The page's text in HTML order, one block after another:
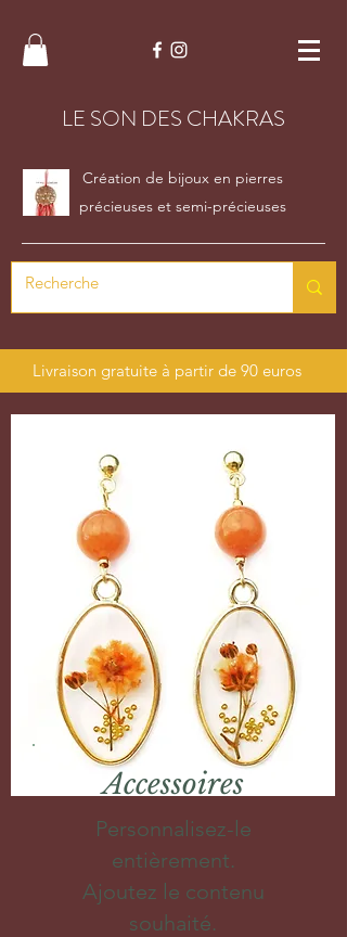
LE SON DES CHAKRAS
Création de bijoux en pierres
précieuses et semi-précieuses
Livraison gratuite à partir de 90 euros
Accessoires
Personnalisez-le
entièrement.
Ajoutez le contenu
souhaité.